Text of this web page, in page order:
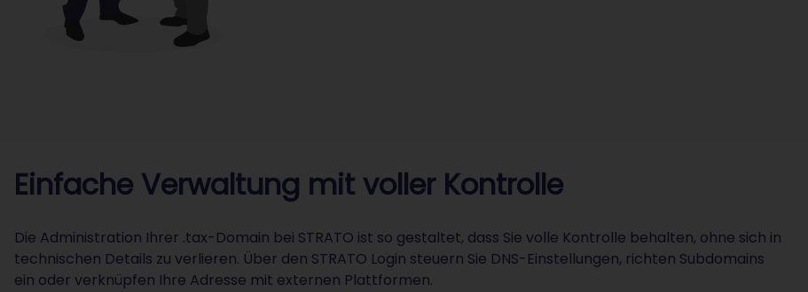
Einfache Verwaltung mit voller Kontrolle
Die Administration Ihrer .tax-Domain bei STRATO ist so gestaltet, dass Sie volle Kontrolle behalten, ohne sich in
technischen Details zu verlieren. Über den STRATO Login steuern Sie DNS-Einstellungen, richten Subdomains
ein oder verknüpfen Ihre Adresse mit externen Plattformen.